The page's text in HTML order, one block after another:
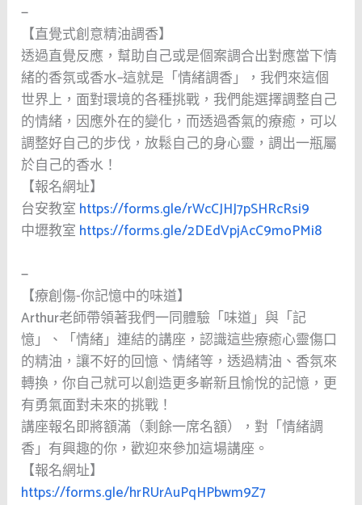
—
【直覺式創意精油調香】
透過直覺反應，幫助自己或是個案調合出對應當下情
緒的香氛或香水–這就是「情緒調香」，我們來這個
世界上，面對環境的各種挑戰，我們能選擇調整自己
的情緒，因應外在的變化，而透過香氣的療癒，可以
調整好自己的步伐，放鬆自己的身心靈，調出一瓶屬
於自己的香水！
【報名網址】
台安教室 https://forms.gle/rWcCJHJ7pSHRcRsi9
中壢教室 https://forms.gle/2DEdVpjAcC9moPMi8
—
【療創傷-你記憶中的味道】
Arthur老師帶領著我們一同體驗「味道」與「記
憶」、「情緒」連結的講座，認識這些療癒心靈傷口
的精油，讓不好的回憶、情緒等，透過精油、香氛來
轉換，你自己就可以創造更多嶄新且愉悅的記憶，更
有勇氣面對未來的挑戰！
講座報名即將額滿（剩餘一席名額），對「情緒調
香」有興趣的你，歡迎來參加這場講座。
【報名網址】
https://forms.gle/hrRUrAuPqHPbwm9Z7